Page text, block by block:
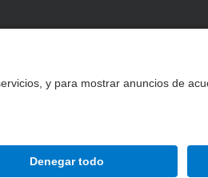
del Sitio Accesibilidad